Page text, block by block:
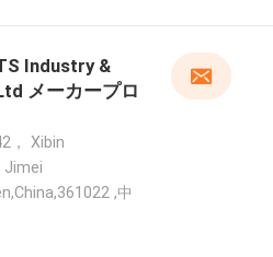
Industry &
メーカープロ
， Xibin
Jimei
,中